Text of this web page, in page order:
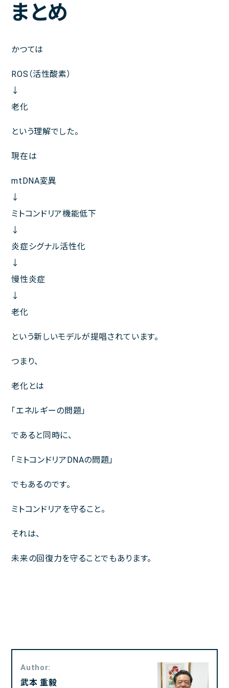
まとめ
かつては
ROS（活性酸素）
↓
老化
という理解でした。
現在は
mtDNA変異
↓
ミトコンドリア機能低下
↓
炎症シグナル活性化
↓
慢性炎症
↓
老化
という新しいモデルが提唱されています。
つまり、
老化とは
「エネルギーの問題」
であると同時に、
「ミトコンドリアDNAの問題」
でもあるのです。
ミトコンドリアを守ること。
それは、
未来の回復力を守ることでもあります。
Author:
武本 重毅